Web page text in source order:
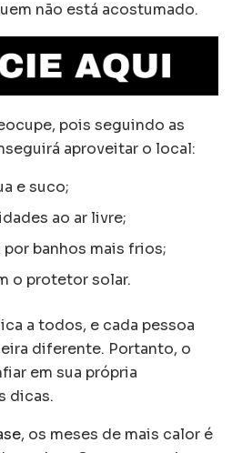
não está acostumado.
pois seguindo as
aproveitar o local:
e suco;
ao ar livre;
banhos mais frios;
o protetor solar.
a todos, e cada pessoa
diferente. Portanto, o
em sua própria
dicas.
, os meses de mais calor é